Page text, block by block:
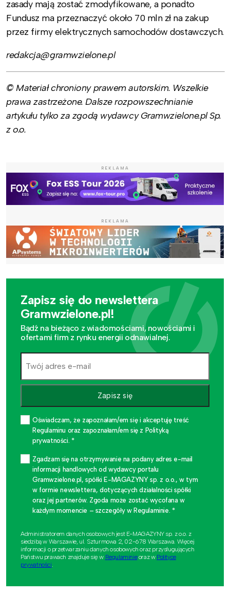
zasady mają zostać zmodyfikowane, a ponadto
Fundusz ma przeznaczyć około 70 mln zł na zakup
przez firmy elektrycznych samochodów dostawczych.
redakcja@gramwzielone.pl
© Materiał chroniony prawem autorskim. Wszelkie
prawa zastrzeżone. Dalsze rozpowszechnianie
artykułu tylko za zgodą wydawcy Gramwzielone.pl Sp.
z o.o.
REKLAMA
REKLAMA
Zapisz się do newslettera
Gramwzielone.pl!
Bądź na bieżąco z wiadomościami, nowościami i
ofertami firm z rynku energii odnawialnej.
Zapisz się
Oświadczam, że zapoznałam/em się i akceptuję treść
Regulaminu oraz zapoznałam/em się z Polityką
prywatności. *
Zgadzam się na otrzymywanie na podany adres e-mail
informacji handlowych od wydawcy portalu
Gramwzielone.pl, spółki E-MAGAZYNY sp. z o.o., w tym
w formie newslettera, dotyczących działalności spółki
oraz jej partnerów. Zgoda może zostać wycofana w
każdym momencie – szczegóły w Regulaminie. *
Administratorem danych osobowych jest E-MAGAZYNY sp. z o.o. z
siedzibą w Warszawie, ul. Szturmowa 2, 02-678 Warszawa. Więcej
informacji o przetwarzaniu danych osobowych oraz przysługujących
Państwu prawach znajduje się w Regulaminieoraz w Polityce
prywatności